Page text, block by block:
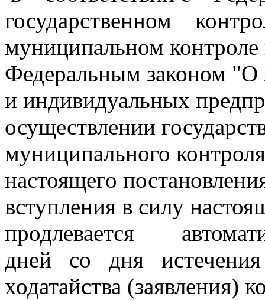
государственном
муниципальном
Федеральным законом "О
и индивидуальных
осуществлении
муниципального
настоящего
вступления в силу
продлевается
дней со дня
ходатайства (заявления)